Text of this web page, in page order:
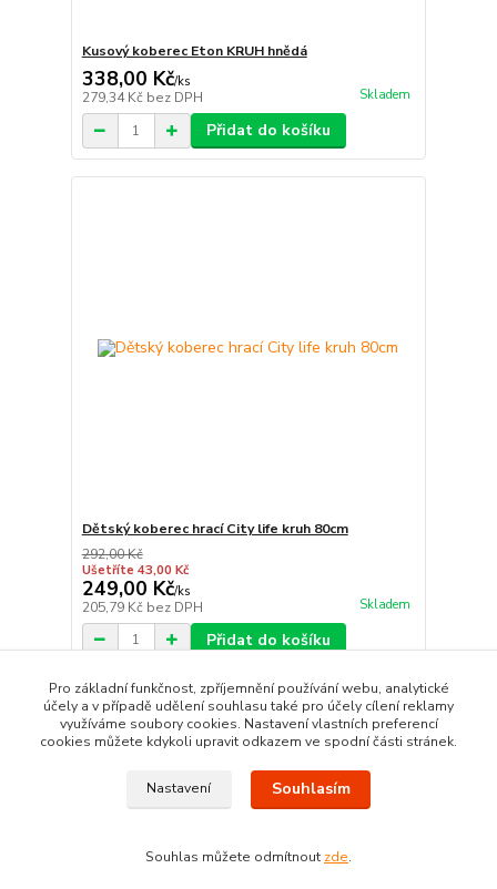
Kusový koberec Eton KRUH hnědá
338,00 Kč/ks
279,34 Kč bez DPH Skladem
Přidat do košíku
Dětský koberec hrací City life kruh 80cm
292,00 Kč
Ušetříte 43,00 Kč
249,00 Kč/ks
205,79 Kč bez DPH Skladem
Přidat do košíku
strana z 1
Pro základní funkčnost, zpříjemnění používání webu, analytické
účely a v případě udělení souhlasu také pro účely cílení reklamy
využíváme soubory cookies. Nastavení vlastních preferencí
cookies můžete kdykoli upravit odkazem ve spodní části stránek.
Nastavení Souhlasím
Souhlas můžete odmítnout zde.